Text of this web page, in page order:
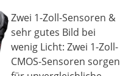
drohnenartige
Aufnahmen und Third-
Person-Perspektiven.
capture motion shots
and epic selfies.
Im Lieferumfang
enthalten GoPro MAX
Kamera, Akku,
Zwei 1-Zoll-Sensoren &
sehr gutes Bild bei
wenig Licht: Zwei 1-Zoll-
CMOS-Sensoren sorgen